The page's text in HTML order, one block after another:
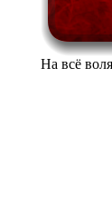
На всё